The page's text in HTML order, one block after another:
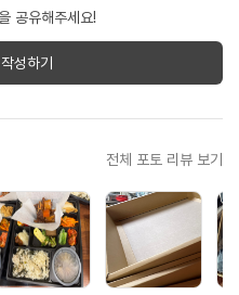
공유해주세요!
성하기
전체 포토 리뷰 보기